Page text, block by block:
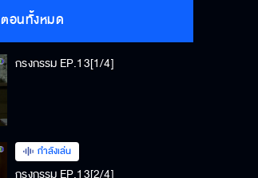
ตอนทั้งหมด
กรงกรรม EP.13[1/4]
กำลังเล่น